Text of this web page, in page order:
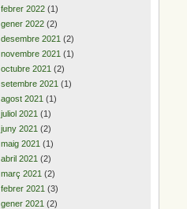
febrer 2022 (1)
gener 2022 (2)
desembre 2021 (2)
novembre 2021 (1)
octubre 2021 (2)
setembre 2021 (1)
agost 2021 (1)
juliol 2021 (1)
juny 2021 (2)
maig 2021 (1)
abril 2021 (2)
març 2021 (2)
febrer 2021 (3)
gener 2021 (2)